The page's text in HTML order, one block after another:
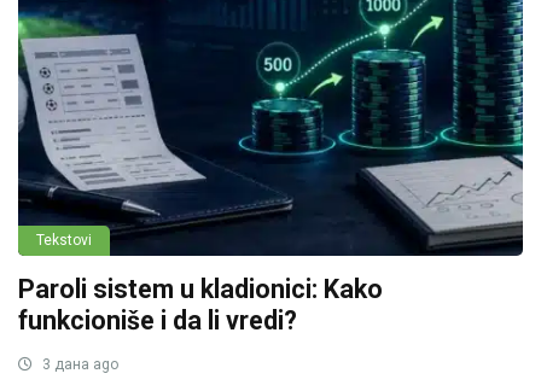
Tekstovi
Paroli sistem u kladionici: Kako
funkcioniše i da li vredi?
3 дана ago